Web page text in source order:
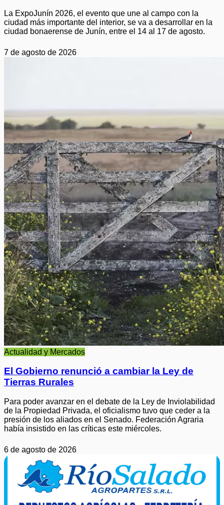
La ExpoJunín 2026, el evento que une al campo con la
ciudad más importante del interior, se va a desarrollar en la
ciudad bonaerense de Junín, entre el 14 al 17 de agosto.
7 de agosto de 2026
Actualidad y Mercados
El Gobierno renunció a cambiar la Ley de
Tierras Rurales
Para poder avanzar en el debate de la Ley de Inviolabilidad
de la Propiedad Privada, el oficialismo tuvo que ceder a la
presión de los aliados en el Senado. Federación Agraria
había insistido en las críticas este miércoles.
6 de agosto de 2026